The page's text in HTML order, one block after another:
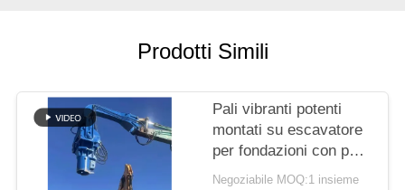
CITAZIONE
SITEMAP
Prodotti Simili
Pali vibranti potenti
montati su escavatore
per fondazioni con pali
in acciaio e palancole
Negoziabile MOQ:1 insieme